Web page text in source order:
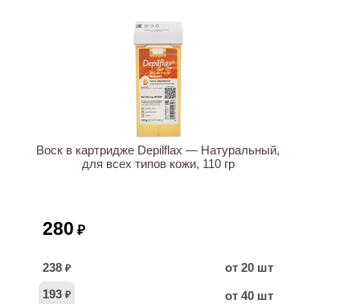
Воск в картридже Depilflax — Натуральный,
для всех типов кожи, 110 гр
280 ₽
238 ₽
от 20 шт
193 ₽ от 40 шт